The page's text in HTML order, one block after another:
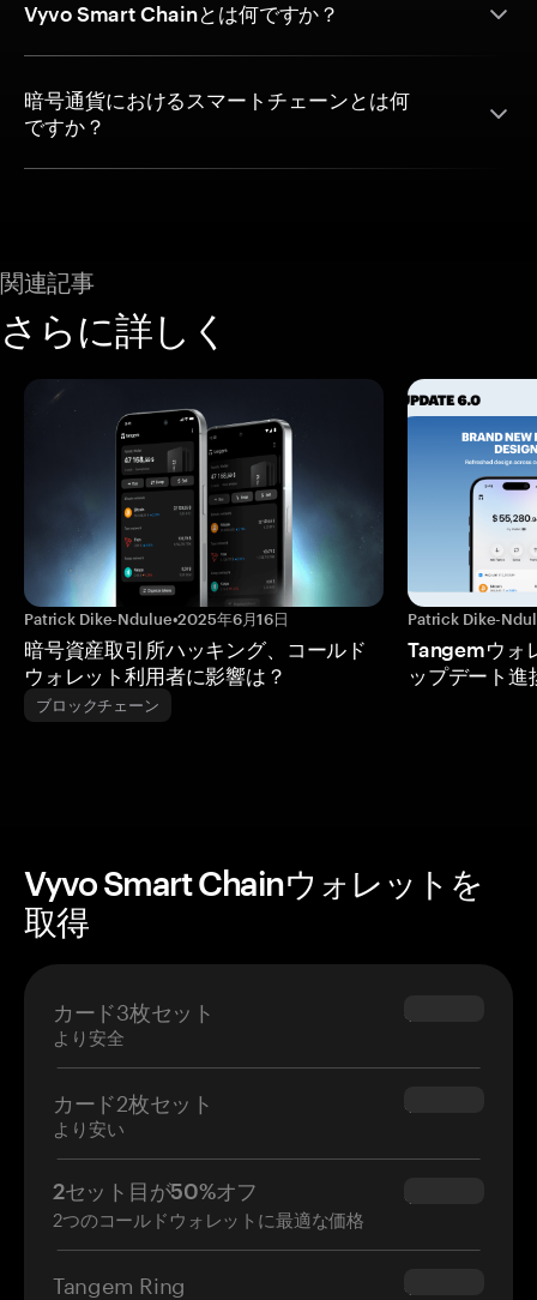
Vyvo Smart Chainとは何ですか？
暗号通貨におけるスマートチェーンとは何
ですか？
関連記事
さらに詳しく
Patrick Dike-Ndulue•2025年6月16日
暗号資産取引所ハッキング、コールド
ウォレット利用者に影響は？
ブロックチェーン
Patrick Dike-
Tangemウォ
ップデート進
Vyvo Smart Chainウォレットを
取得
カード3枚セット
より安全
$69.90
カード2枚セット
より安い
$54.90
2セット目が50%オフ
2つのコールドウォレットに最適な価格
$34.95
Tangem Ring $160.00